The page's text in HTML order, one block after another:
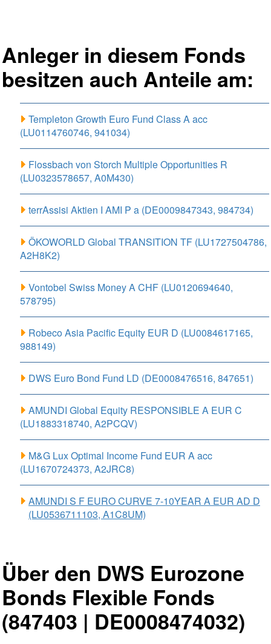
Anleger in diesem Fonds
besitzen auch Anteile am:
Templeton Growth Euro Fund Class A acc
(LU0114760746, 941034)
Flossbach von Storch Multiple Opportunities R
(LU0323578657, A0M430)
terrAssisi Aktien I AMI P a (DE0009847343, 984734)
ÖKOWORLD Global TRANSITION TF (LU1727504786,
A2H8K2)
Vontobel Swiss Money A CHF (LU0120694640,
578795)
Robeco Asia Pacific Equity EUR D (LU0084617165,
988149)
DWS Euro Bond Fund LD (DE0008476516, 847651)
AMUNDI Global Equity RESPONSIBLE A EUR C
(LU1883318740, A2PCQV)
M&G Lux Optimal Income Fund EUR A acc
(LU1670724373, A2JRC8)
AMUNDI S F EURO CURVE 7-10YEAR A EUR AD D
(LU0536711103, A1C8UM)
Über den DWS Eurozone
Bonds Flexible Fonds
(847403 | DE0008474032)